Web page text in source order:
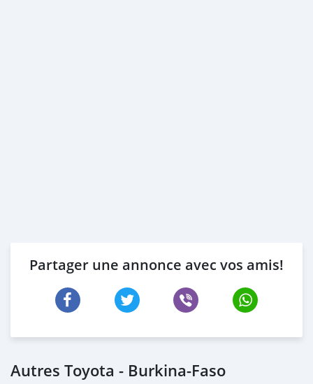
Partager une annonce avec vos amis!
Autres Toyota - Burkina-Faso